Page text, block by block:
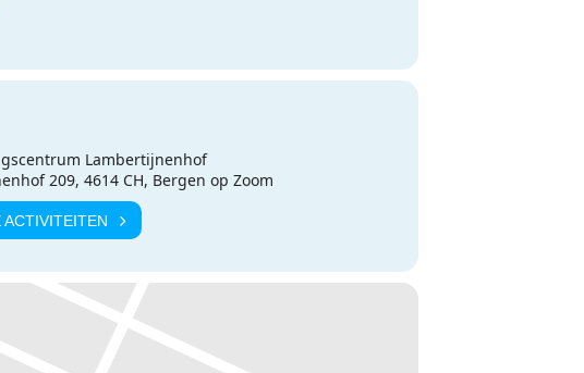
Lambertijnenhof
209, 4614 CH, Bergen op Zoom
ACTIVITEITEN